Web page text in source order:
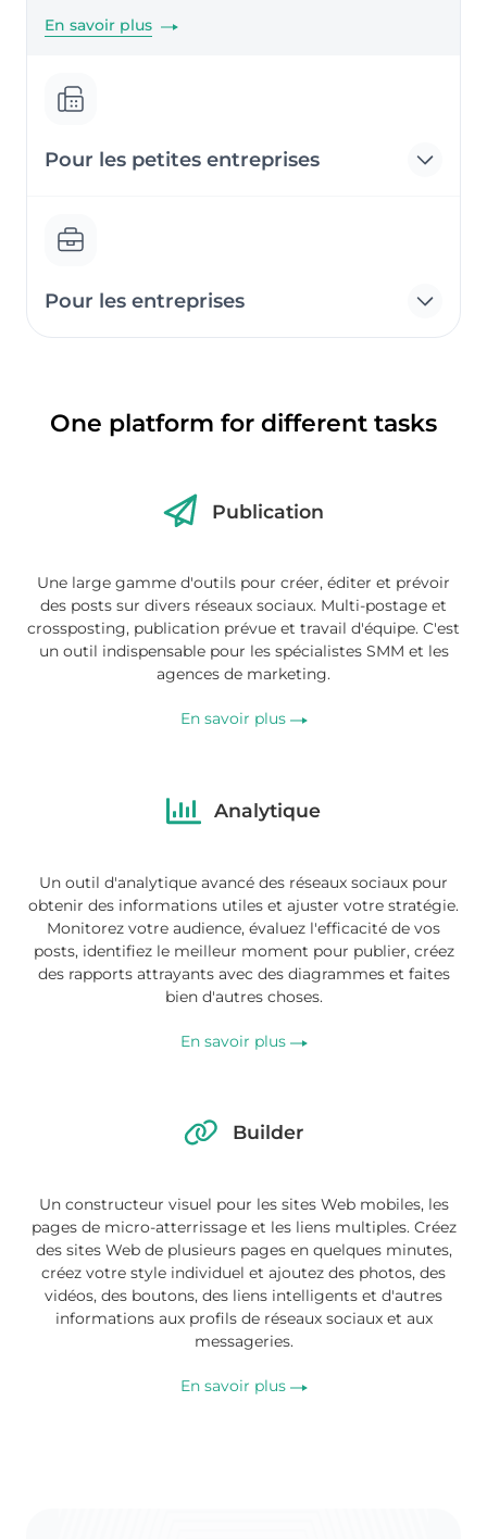
En savoir plus
Pour les petites entreprises
Pour les entreprises
One platform for different tasks
Publication
Une large gamme d'outils pour créer, éditer et prévoir
des posts sur divers réseaux sociaux. Multi-postage et
crossposting, publication prévue et travail d'équipe. C'est
un outil indispensable pour les spécialistes SMM et les
agences de marketing.
En savoir plus
Analytique
Un outil d'analytique avancé des réseaux sociaux pour
obtenir des informations utiles et ajuster votre stratégie.
Monitorez votre audience, évaluez l'efficacité de vos
posts, identifiez le meilleur moment pour publier, créez
des rapports attrayants avec des diagrammes et faites
bien d'autres choses.
En savoir plus
Builder
Un constructeur visuel pour les sites Web mobiles, les
pages de micro-atterrissage et les liens multiples. Créez
des sites Web de plusieurs pages en quelques minutes,
créez votre style individuel et ajoutez des photos, des
vidéos, des boutons, des liens intelligents et d'autres
informations aux profils de réseaux sociaux et aux
messageries.
En savoir plus